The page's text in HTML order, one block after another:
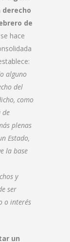
derecho
de
se hace
alguno
del
como
de
plenas
Estado,
la base
y
ser
o interés
un